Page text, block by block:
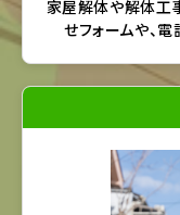
家屋解体や解体工
せフォームや、